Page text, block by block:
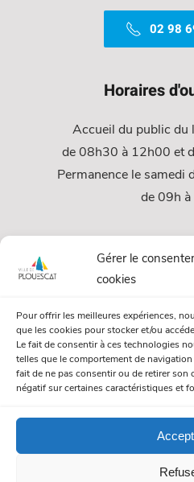
Gérer le
cookies
Pour offrir les meilleures expériences,
que les cookies pour stocker et/ou
Le fait de consentir à ces technologies
telles que le comportement de
fait de ne pas consentir ou de retirer
négatif sur certaines caractéristiques et
02 98
Horaires
Accueil du public du
de 08h30 à 12h00 et
Permanence le samedi
de 09h
Papiers et
Numéros
© Mairie de Plouescat. Tous
Politique de gestion des cookies